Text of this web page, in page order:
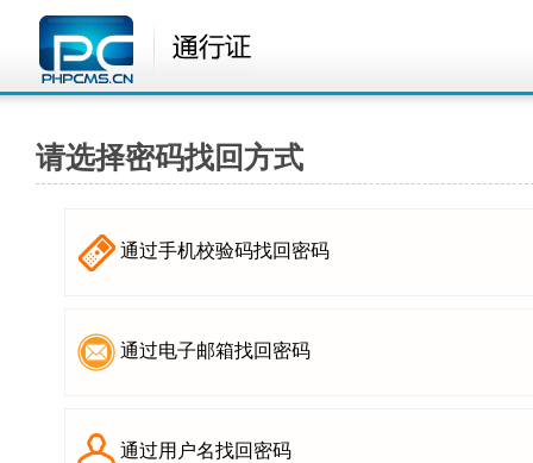
请选择密码找回方式
通过手机校验码找回密码
通过电子邮箱找回密码
通过用户名找回密码